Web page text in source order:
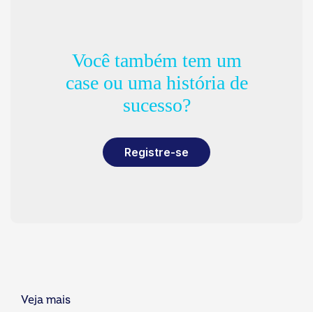
Você também tem um
case ou uma história de
sucesso?
Registre-se
Veja mais